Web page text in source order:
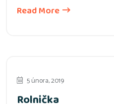
Read More
5 února, 2019
Rolnička